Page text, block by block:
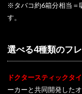
※タバコ約6箱分相当＝
す。
選べる4種類のフ
ドクタースティックタ
ーカーと共同開発したオ